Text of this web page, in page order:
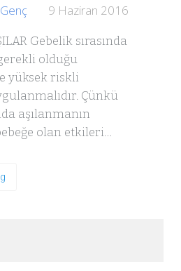
9 Haziran 2016
Gebelik sırasında
olduğu
yüksek riskli
Çünkü
aşılanmanın
olan etkileri…